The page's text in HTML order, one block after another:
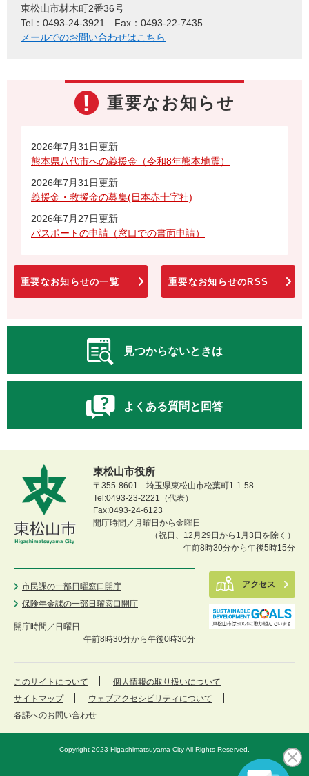
東松山市材木町2番36号
Tel：0493-24-3921
Fax：0493-22-7435
メールでのお問い合わせはこちら
重要なお知らせ
2026年7月31日更新
熊本県八代市への義援金（令和8年熊本地震）
2026年7月31日更新
義援金・救援金の募集(日本赤十字社)
2026年7月27日更新
パスポートの申請（窓口での書面申請）
重要なお知らせの一覧 重要なお知らせのRSS
見つからないときは
よくある質問と回答
東松山市役所
〒355-8601 埼玉県東松山市松葉町1-1-58
Tel:0493-23-2221（代表）
Fax:0493-24-6123
開庁時間／月曜日から金曜日
（祝日、12月29日から1月3日を除く）
午前8時30分から午後5時15分
市民課の一部日曜窓口開庁
保険年金課の一部日曜窓口開庁
開庁時間／ 日曜日
午前8時30分から午後0時30分
アクセス
このサイトについて
個人情報の取り扱いについて
サイトマップ
ウェブアクセシビリティについて
各課へのお問い合わせ
Copyright 2023 Higashimatsuyama City All Rights Reserved.